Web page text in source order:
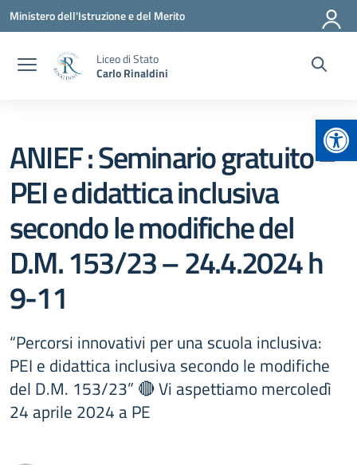
Vai ai contenuti
Vai al menu di navigazione
Vai al footer
Ministero dell'Istruzione e del Merito
Liceo di Stato
Carlo Rinaldini
ANIEF : Seminario gratuito –
PEI e didattica inclusiva
secondo le modifiche del
D.M. 153/23 – 24.4.2024 h
9-11
“Percorsi innovativi per una scuola inclusiva:
PEI e didattica inclusiva secondo le modifiche
del D.M. 153/23” 🔴 Vi aspettiamo mercoledì
24 aprile 2024 a PE